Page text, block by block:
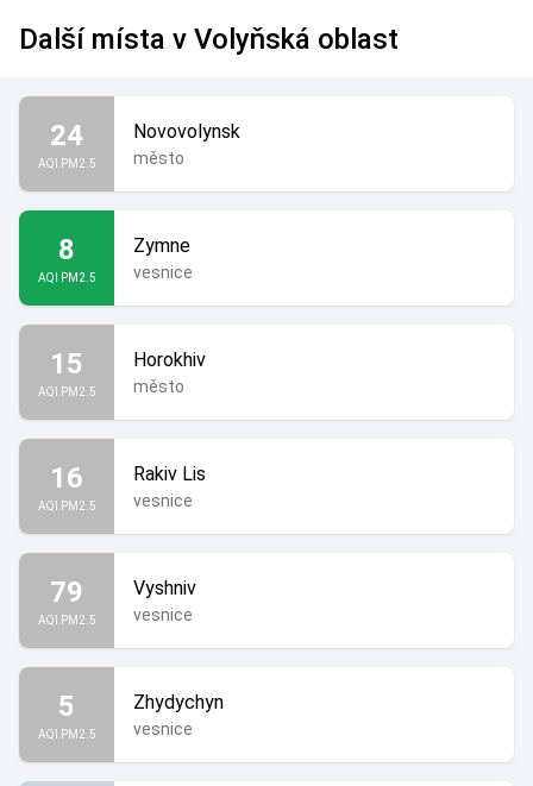
Další místa v Volyňská oblast
24
AQI PM2.5
Novovolynsk
město
8
AQI PM2.5
Zymne
vesnice
15
AQI PM2.5
Horokhiv
město
16
AQI PM2.5
Rakiv Lis
vesnice
79
AQI PM2.5
Vyshniv
vesnice
5
AQI PM2.5
Zhydychyn
vesnice